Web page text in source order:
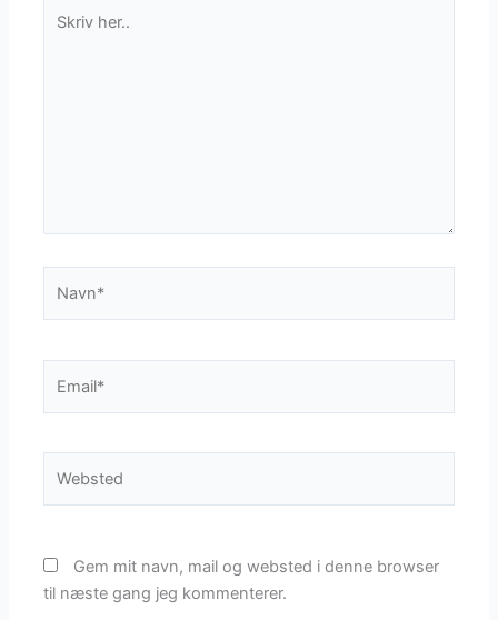
her..
Gem mit navn, mail og websted i denne browser
til næste gang jeg kommenterer.